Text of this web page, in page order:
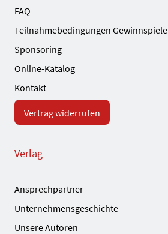
FAQ
Teilnahmebedingungen Gewinnspiele
Sponsoring
Online-Katalog
Kontakt
Vertrag widerrufen
Verlag
Ansprechpartner
Unternehmensgeschichte
Unsere Autoren